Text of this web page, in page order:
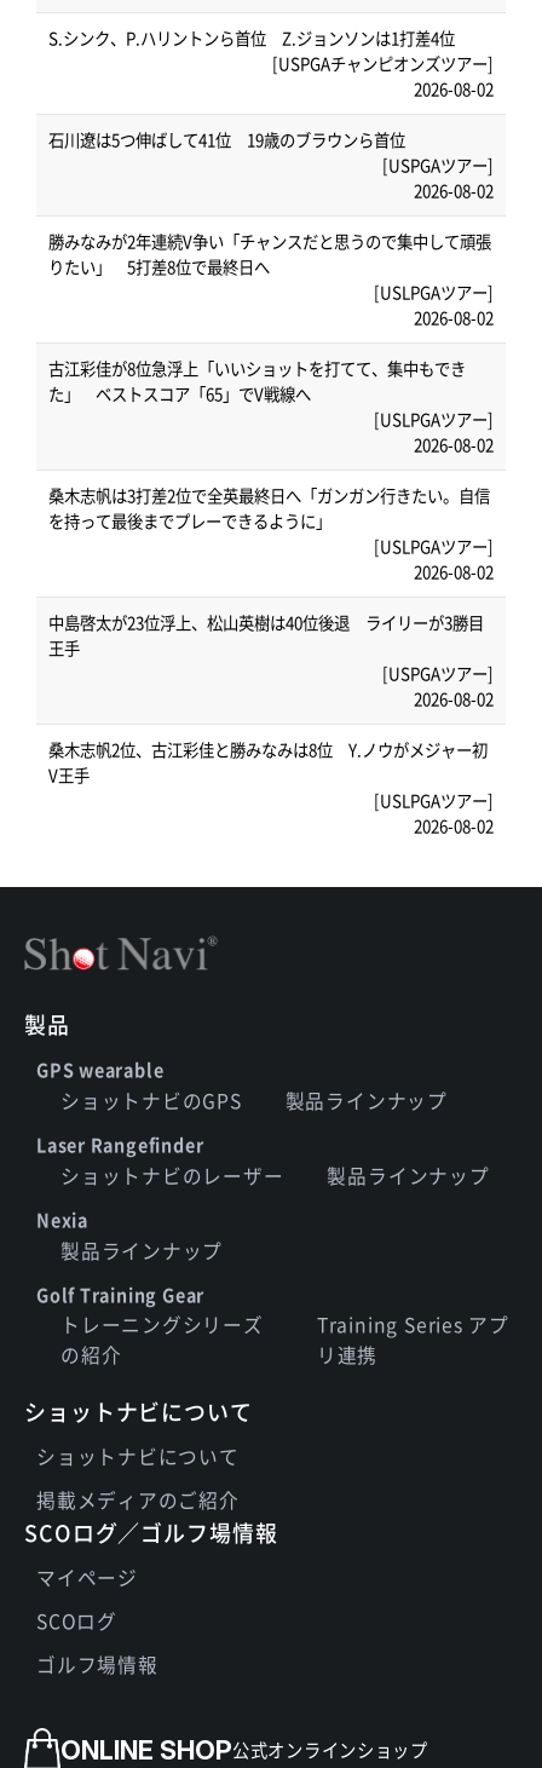
S.シンク、P.ハリントンら首位 Z.ジョンソンは1打差4位
[USPGAチャンピオンズツアー]
2026-08-02
石川遼は5つ伸ばして41位 19歳のブラウンら首位
[USPGAツアー]
2026-08-02
勝みなみが2年連続V争い「チャンスだと思うので集中して頑張
りたい」 5打差8位で最終日へ
[USLPGAツアー]
2026-08-02
古江彩佳が8位急浮上「いいショットを打てて、集中もでき
た」 ベストスコア「65」でV戦線へ
[USLPGAツアー]
2026-08-02
桑木志帆は3打差2位で全英最終日へ「ガンガン行きたい。自信
を持って最後までプレーできるように」
[USLPGAツアー]
2026-08-02
中島啓太が23位浮上、松山英樹は40位後退 ライリーが3勝目
王手
[USPGAツアー]
2026-08-02
桑木志帆2位、古江彩佳と勝みなみは8位 Y.ノウがメジャー初
V王手
[USLPGAツアー]
2026-08-02
ONLINE SHOP公式オンラインショップ
製品
GPS wearable
ショットナビのGPS 製品ラインナップ
Laser Rangefinder
ショットナビのレーザー 製品ラインナップ
Nexia
製品ラインナップ
Golf Training Gear
トレーニングシリーズ
の紹介
Training Series アプ
リ連携
ショットナビについて
ショットナビについて
掲載メディアのご紹介
SCOログ／ゴルフ場情報
マイページ
SCOログ
ゴルフ場情報